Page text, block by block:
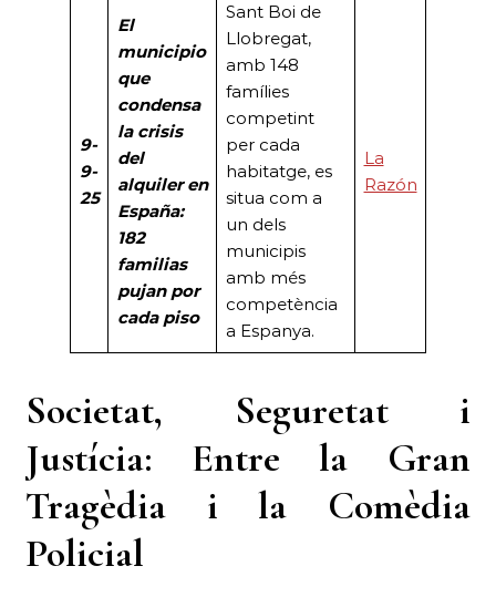
9-
9-
25
El
municipio
que
condensa
la crisis
del
alquiler en
España:
182
familias
pujan por
cada piso
Sant Boi de
Llobregat,
amb 148
famílies
competint
per cada
habitatge, es
situa com a
un dels
municipis
amb més
competència
a Espanya.
La
Razón
Societat, Seguretat i
Justícia: Entre la Gran
Tragèdia i la Comèdia
Policial